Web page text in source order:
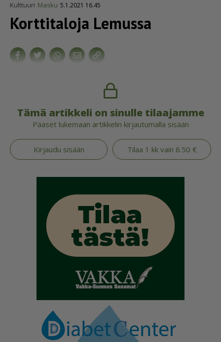
Kulttuuri Masku 5.1.2021 16.45
Korttitaloja Lemussa
Tämä artikkeli on sinulle tilaajamme
Pääset lukemaan artikkelin kirjautumalla sisään
Kirjaudu sisään Tilaa 1 kk vain 6.50 €